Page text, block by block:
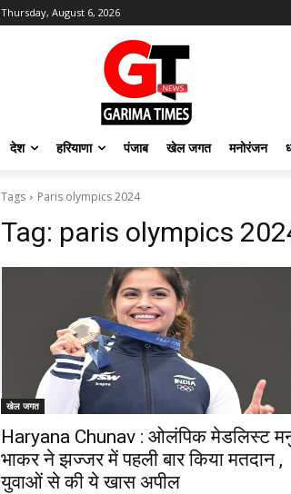
Thursday, August 6, 2026
देश हरियाणा पंजाब खेल जगत मनोरंजन
Tags Paris olympics 2024
Tag: paris olympics
खेल जगत
Haryana Chunav : ओलंपिक मेडलिस्ट
भाकर ने झज्जर में पहली बार किया मतदान ,
युवाओं से की ये खास अपील